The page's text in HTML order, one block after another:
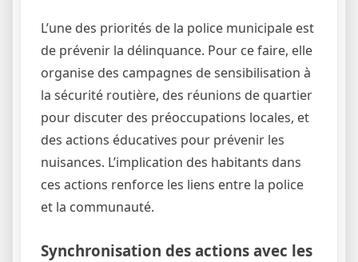
L’une des priorités de la police municipale est
de prévenir la délinquance. Pour ce faire, elle
organise des campagnes de sensibilisation à
la sécurité routière, des réunions de quartier
pour discuter des préoccupations locales, et
des actions éducatives pour prévenir les
nuisances. L’implication des habitants dans
ces actions renforce les liens entre la police
et la communauté.
Synchronisation des actions avec les